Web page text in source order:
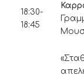
18:30-
18:45